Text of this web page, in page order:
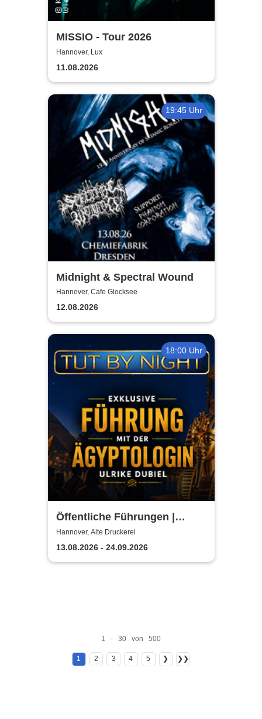
MISSIO - Tour 2026
Hannover, Lux
11.08.2026
19:45 Uhr
Midnight & Spectral Wound
Hannover, Cafe Glocksee
12.08.2026
18:00 Uhr
Öffentliche Führungen |
TUTANCHAMUN | Hannover -
Ein Immersives Abenteuer
Hannover, Alte Druckerei
13.08.2026 - 24.09.2026
1 - 30 von 500
1 2 3 4 5 ❯ ❯❯